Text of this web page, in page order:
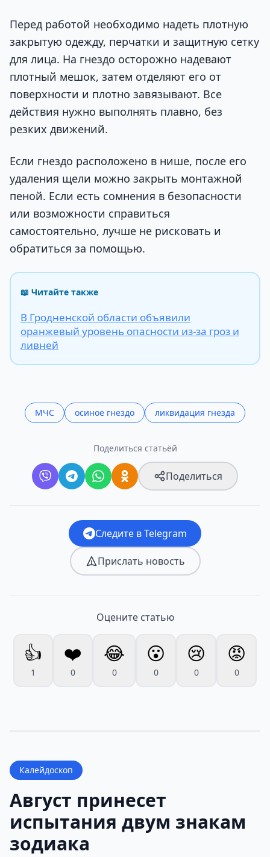
Перед работой необходимо надеть плотную
закрытую одежду, перчатки и защитную сетку
для лица. На гнездо осторожно надевают
плотный мешок, затем отделяют его от
поверхности и плотно завязывают. Все
действия нужно выполнять плавно, без
резких движений.
Если гнездо расположено в нише, после его
удаления щели можно закрыть монтажной
пеной. Если есть сомнения в безопасности
или возможности справиться
самостоятельно, лучше не рисковать и
обратиться за помощью.
📖 Читайте также
В Гродненской области объявили
оранжевый уровень опасности из-за гроз и
ливней
МЧС осиное гнездо ликвидация гнезда
Поделиться статьёй
Поделиться
Следите в Telegram
Прислать новость
Оцените статью
👍
1
❤️
0
😂
0
😮
0
😢
0
😡
0
Калейдоскоп
Август принесет
испытания двум знакам
зодиака